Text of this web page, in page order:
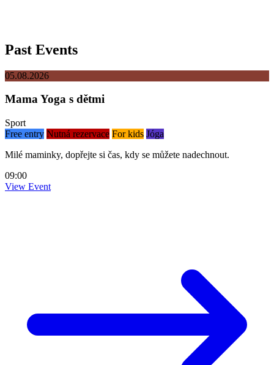
Past Events
05.08.2026
Mama Yoga s dětmi
Sport
Free entry Nutná rezervace For kids Jóga
Milé maminky, dopřejte si čas, kdy se můžete nadechnout.
09:00
View Event